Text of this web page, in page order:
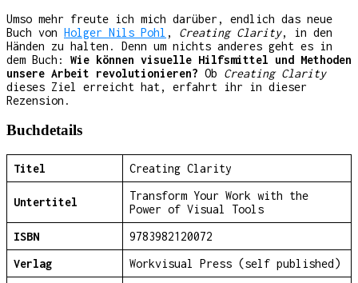
Umso mehr freute ich mich darüber, endlich das neue
Buch von Holger Nils Pohl , Creating Clarity, in den
Händen zu halten. Denn um nichts anderes geht es in
dem Buch: Wie können visuelle Hilfsmittel und Methoden
unsere Arbeit revolutionieren? Ob Creating Clarity
dieses Ziel erreicht hat, erfahrt ihr in dieser
Rezension.
Buchdetails
Titel Creating Clarity
Untertitel
Transform Your Work with the
Power of Visual Tools
ISBN
9783982120072
Verlag
Workvisual Press (self published)